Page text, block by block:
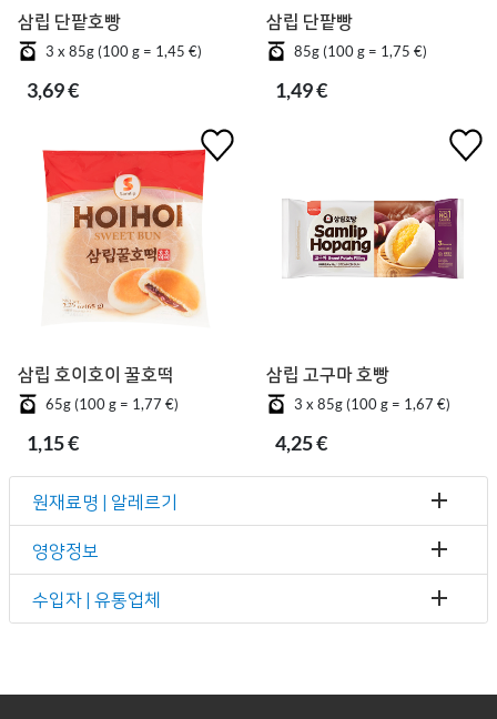
삼립 단팥호빵
3 x 85g (100 g = 1,45 €)
3,69 €
삼립 단팥빵
85g (100 g = 1,75 €)
1,49 €
삼립 호이호이 꿀호떡
65g (100 g = 1,77 €)
1,15 €
삼립 고구마 호빵
3 x 85g (100 g = 1,67 €)
4,25 €
원재료명 | 알레르기
영양정보
수입자 | 유통업체